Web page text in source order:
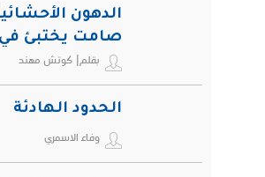
الدهون
صامت يختبئ
ويهدد صحة
بقلم| كوتش مهند
الحدود الهادئة
وفاء الاسمري